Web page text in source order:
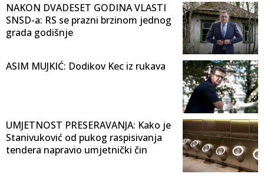
NAKON DVADESET GODINA VLASTI
SNSD-a: RS se prazni brzinom jednog
grada godišnje
ASIM MUJKIĆ: Dodikov Kec iz rukava
UMJETNOST PRESERAVANJA: Kako je
Stanivuković od pukog raspisivanja
tendera napravio umjetnički čin